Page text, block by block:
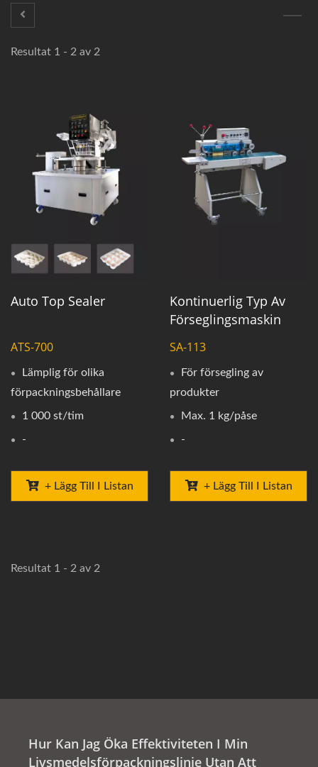
Resultat 1 - 2 av 2
Auto Top Sealer
ATS-700
Lämplig för olika
förpackningsbehållare
1 000 st/tim
-
+ Lägg Till I Listan
Kontinuerlig Typ Av
Förseglingsmaskin
SA-113
För försegling av
produkter
Max. 1 kg/påse
-
+ Lägg Till I Listan
Resultat 1 - 2 av 2
Hur Kan Jag Öka Effektiviteten I Min
Livsmedelsförpackningslinje Utan Att